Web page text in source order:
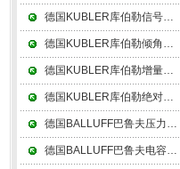
德国KUBLER库伯勒信号转换器由基准电压源（或恒流源）组成
德国KUBLER库伯勒倾角仪精密角度测量是几何量测量的一个重要项目
德国KUBLER库伯勒增量式编码器在增减借助后部的判向电路和计数器来实现
德国KUBLER库伯勒绝对值编码器可以在单圈编码的基础上再增加圈数的编码
德国BALLUFF巴鲁夫压力传感器其中55、60度的划分属于功能性的，俗称管圆
德国BALLUFF巴鲁夫电容式传感器利用连接传感器和电子线路的引线电缆电容